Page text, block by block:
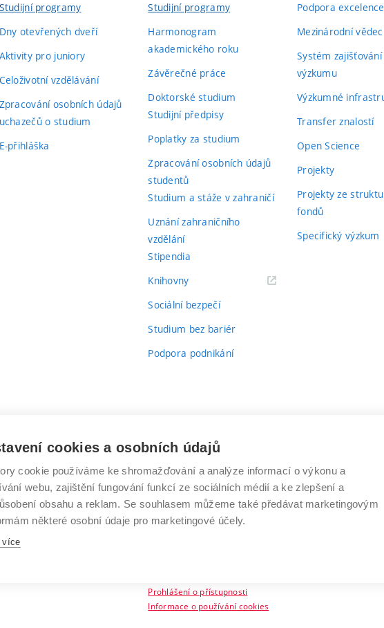
Studijní programy
Dny otevřených dveří
Aktivity pro juniory
Celoživotní vzdělávání
Zpracování osobních údajů
uchazečů o studium
E-přihláška
Studijní programy
Harmonogram
akademického roku
Závěrečné práce
Doktorské studium
Studijní předpisy
Poplatky za studium
Zpracování osobních údajů
studentů
Studium a stáže v zahraničí
Uznání zahraničního
vzdělání
Stipendia
Knihovny(externí
Sociální bezpečí
Studium bez bariér
Podpora podnikání
Podpora excelence
Mezinárodní
Systém
výzkumu
Výzkumné
Transfer znalostí
Open Science
Projekty
Projekty ze
fondů
Specifický výzkum
Vysoké
učení
technické
v
VYSOKÉ UČENÍ TECHNICKÉ V BRNĚ
Antonínská 548/1
602 00 Brno
www.vut.cz
Prohlášení o přístupnosti
Informace o používání cookies
cookies a osobních údajů
cookie používáme ke shromažďování a analýze informací o výkonu a
webu, zajištění fungování funkcí ze sociálních médií a ke zlepšení a
obsahu a reklam. Se souhlasem můžeme také předávat marketingovým
některé osobní údaje pro marketingové účely.
více